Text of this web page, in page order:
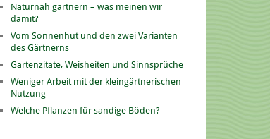
Naturnah gärtnern – was meinen wir
damit?
Vom Sonnenhut und den zwei Varianten
des Gärtnerns
Gartenzitate, Weisheiten und Sinnsprüche
Weniger Arbeit mit der kleingärtnerischen
Nutzung
Welche Pflanzen für sandige Böden?